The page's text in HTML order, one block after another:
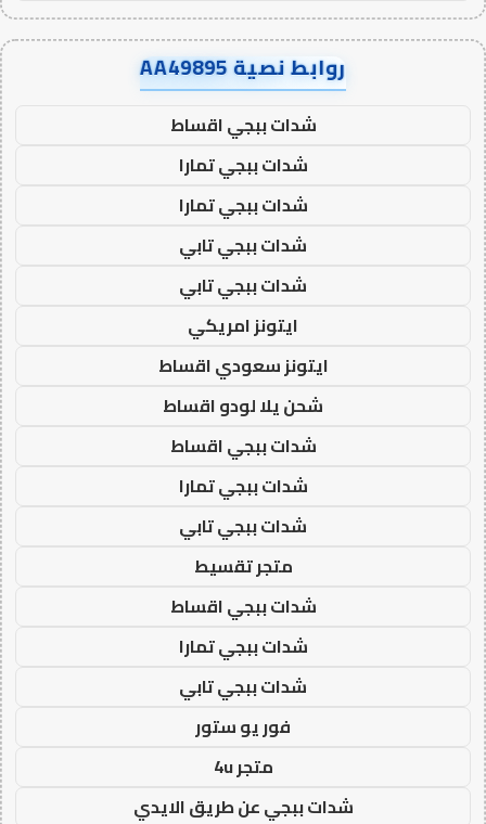
روابط نصية AA49895
شدات ببجي اقساط
شدات ببجي تمارا
شدات ببجي تمارا
شدات ببجي تابي
شدات ببجي تابي
ايتونز امريكي
ايتونز سعودي اقساط
شحن يلا لودو اقساط
شدات ببجي اقساط
شدات ببجي تمارا
شدات ببجي تابي
متجر تقسيط
شدات ببجي اقساط
شدات ببجي تمارا
شدات ببجي تابي
فور يو ستور
متجر 4u
شدات ببجي عن طريق الايدي